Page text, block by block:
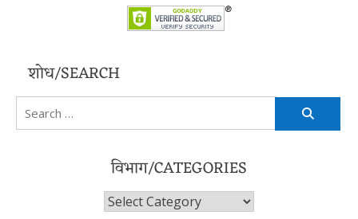
शोध/SEARCH
Search
for:
विभाग/CATEGORIES
विभाग/Categories